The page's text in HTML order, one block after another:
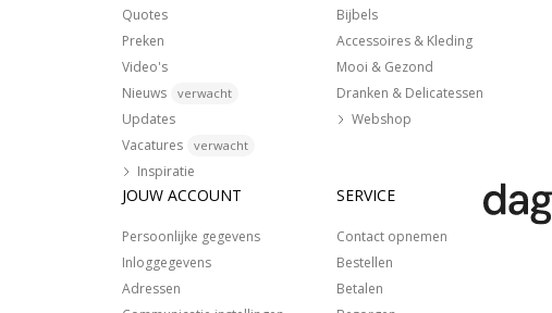
Quotes
Preken
Video's
Nieuws
verwacht
Updates
Vacatures
verwacht
Inspiratie
Bijbels
Accessoires & Kleding
Mooi & Gezond
Dranken & Delicatessen
Webshop
JOUW ACCOUNT
Persoonlijke gegevens
Inloggegevens
Adressen
SERVICE
Contact opnemen
Bestellen
Betalen